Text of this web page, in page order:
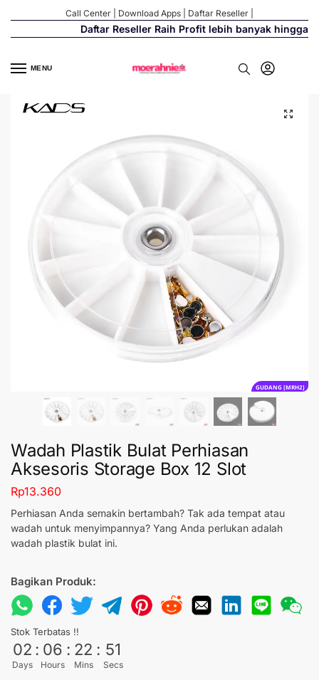
Call Center Download Apps Daftar Reseller
Daftar Reseller Raih Profit lebih banyak hingga
MENU
GUDANG [MRH2]
Wadah Plastik Bulat Perhiasan
Aksesoris Storage Box 12 Slot
Rp13.360
Perhiasan Anda semakin bertambah? Tak ada tempat atau
wadah untuk menyimpannya? Yang Anda perlukan adalah
wadah plastik bulat ini.
Bagikan Produk:
Stok Terbatas !!
02
Days
: 06
Hours
: 22
Mins
: 50
Secs